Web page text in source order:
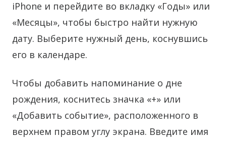
iPhone и перейдите во вкладку «Годы» или
«Месяцы», чтобы быстро найти нужную
дату. Выберите нужный день, коснувшись
его в календаре.
Чтобы добавить напоминание о дне
рождения, коснитесь значка «+» или
«Добавить событие», расположенного в
верхнем правом углу экрана. Введите имя